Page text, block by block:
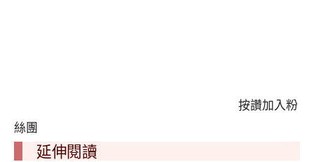
按讚加入粉
絲團
延伸閱讀